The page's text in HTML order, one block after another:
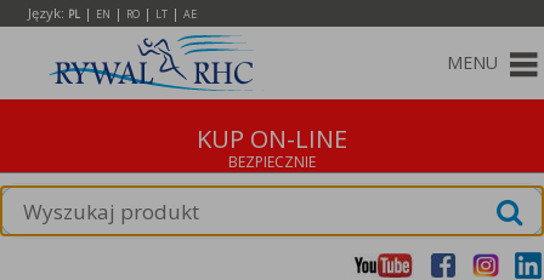
Język: PL | EN | RO | LT | AE
MENU
KUP ON-LINE